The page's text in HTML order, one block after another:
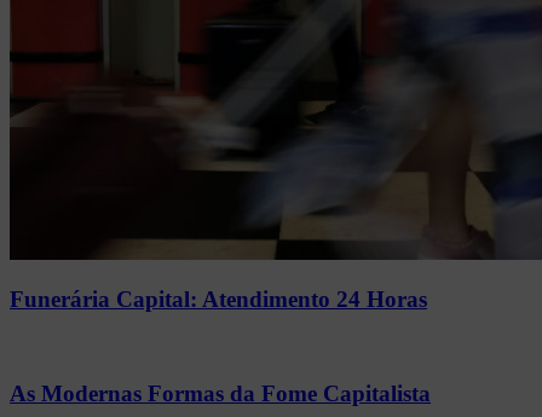
Funerária Capital: Atendimento 24 Horas
As Modernas Formas da Fome Capitalista